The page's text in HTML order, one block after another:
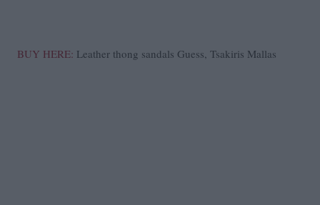
BUY HERE: Leather thong sandals Guess, Tsakiris Mallas